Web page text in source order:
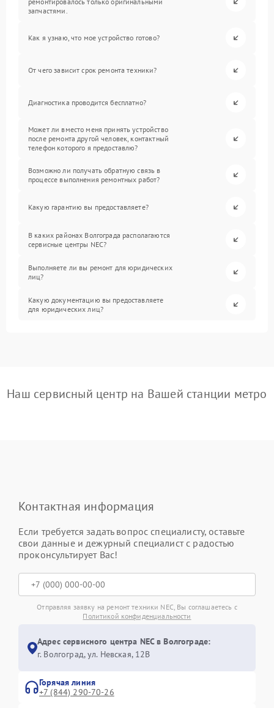
запчастями.
Как я узнаю, что мое устройство готово?
От чего зависит срок ремонта техники?
Диагностика проводится бесплатно?
Может ли вместо меня принять устройство
после ремонта другой человек, контактный
телефон которого я предоставлю?
Возможно ли получать обратную связь в
процессе выполнения ремонтных работ?
Какую гарантию вы предоставляете?
В каких районах Волгограда располагаются
сервисные центры NEC?
Выполняете ли вы ремонт для юридических
лиц?
Какую документацию вы предоставляете
для юридических лиц?
Наш сервисный центр на Вашей станции метро
Контактная информация
Если требуется задать вопрос специалисту, оставьте
свои данные и дежурный специалист с радостью
проконсультирует Вас!
Отправляя заявку на ремонт техники NEC, Вы соглашаетесь с
Политикой конфиденциальности
Адрес сервисного центра NEC в Волгограде:
г. Волгоград, ул. Невская, 12В
Горячая линия
+7 (844) 290-70-26